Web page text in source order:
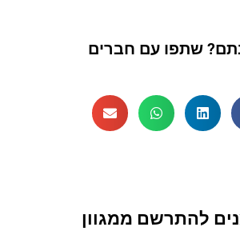
שתפו עם חברים
להתרשם ממגוון